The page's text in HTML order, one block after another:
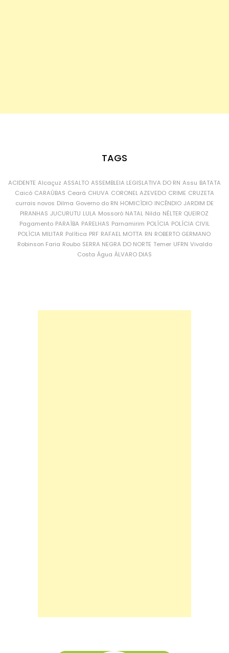
TAGS
ACIDENTE Alcaçuz ASSALTO ASSEMBLEIA LEGISLATIVA DO RN Assu BATATA
Caicó CARAÚBAS Ceará CHUVA CORONEL AZEVEDO CRIME CRUZETA
currais novos Dilma Governo do RN HOMICÍDIO INCÊNDIO JARDIM DE
PIRANHAS JUCURUTU LULA Mossoró NATAL Nilda NÉLTER QUEIROZ
Pagamento PARAÍBA PARELHAS Parnamirim POLÍCIA POLÍCIA CIVIL
POLÍCIA MILITAR Política PRF RAFAEL MOTTA RN ROBERTO GERMANO
Robinson Faria Roubo SERRA NEGRA DO NORTE Temer UFRN Vivaldo
Costa Água ÁLVARO DIAS